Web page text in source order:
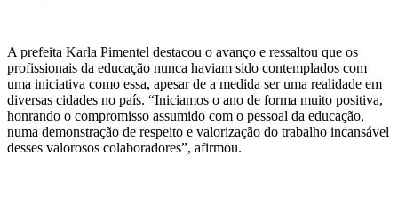
A prefeita Karla Pimentel destacou o avanço e ressaltou que os
profissionais da educação nunca haviam sido contemplados com
uma iniciativa como essa, apesar de a medida ser uma realidade em
diversas cidades no país. “Iniciamos o ano de forma muito positiva,
honrando o compromisso assumido com o pessoal da educação,
numa demonstração de respeito e valorização do trabalho incansável
desses valorosos colaboradores”, afirmou.